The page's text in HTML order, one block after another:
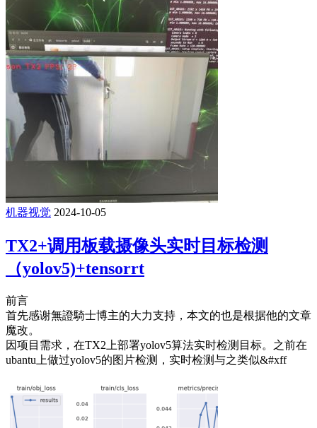
机器视觉 2024-10-05
TX2+调用板载摄像头实时目标检测
（yolov5)+tensorrt
前言
首先感谢無證騎士博主的大力支持，本文的也是根据他的文章
魔改。
因项目需求，在TX2上部署yolov5算法实时检测目标。之前在
ubantu上做过yolov5的图片检测，实时检测与之类似&#xff